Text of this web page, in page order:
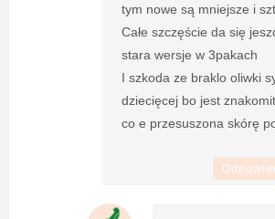
tym nowe są mniejsze i
Całe szczęście da się
stara wersje w 3pakach
I szkoda ze braklo oliwki
dziecięcej bo jest
co e przesuszona skórę